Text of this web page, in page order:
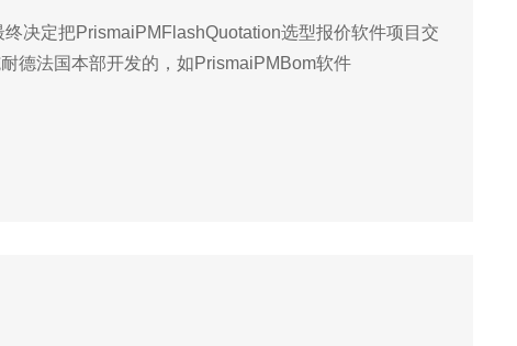
决定把PrismaiPMFlashQuotation选型报价软件项目交
德法国本部开发的，如PrismaiPMBom软件